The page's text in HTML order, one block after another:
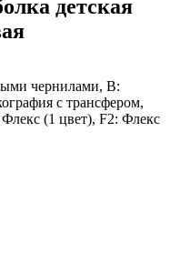
детская
чернилами, B:
с трансфером,
(1 цвет), F2: Флекс